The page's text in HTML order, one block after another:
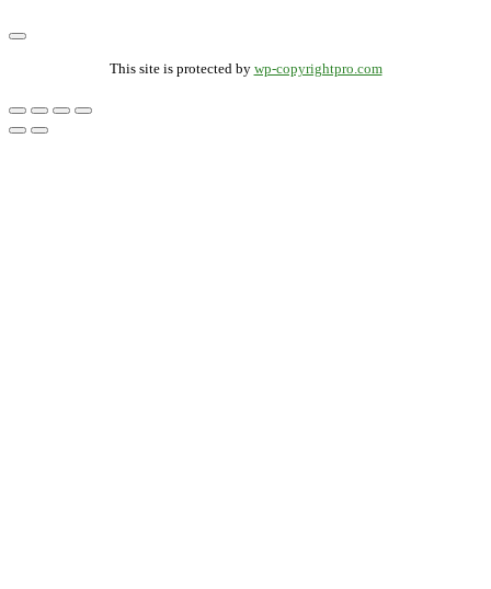
This site is protected by wp-copyrightpro.com